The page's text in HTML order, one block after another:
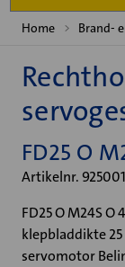
Home Brand-
FD25 O
Artikelnr.
FD25 O M24S
klepbladdikte
servomotor